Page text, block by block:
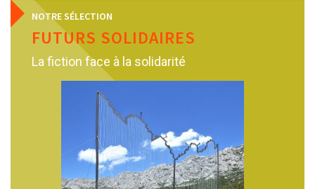
NOTRE SÉLECTION
FUTURS SOLIDAIRES
La fiction face à la solidarité